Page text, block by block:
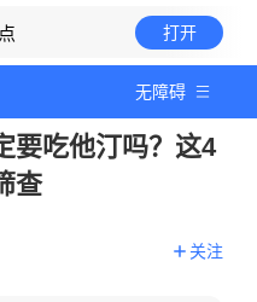
打开
无障碍
要吃他汀吗？这4
查
关注